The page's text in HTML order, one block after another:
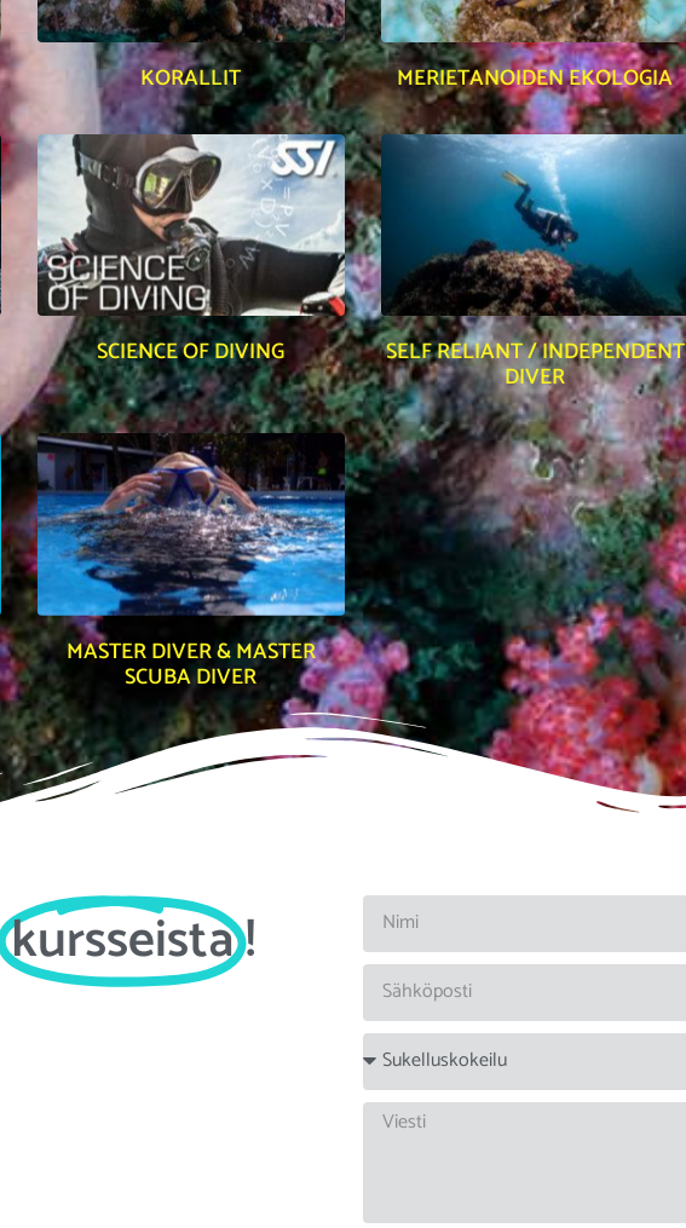
KORALLIT MERIETANOIDEN EKOLOGIA
SCIENCE OF DIVING SELF RELIANT / INDEPENDENT
DIVER
MASTER DIVER & MASTER
SCUBA DIVER
kursseista!